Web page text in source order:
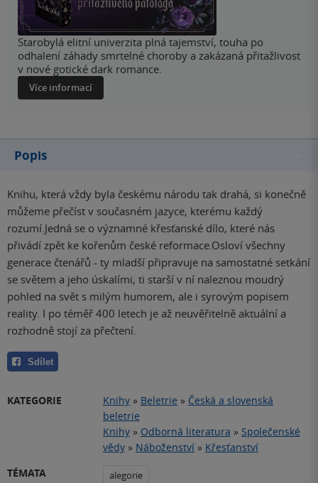
Starobylá elitní univerzita plná tajemství, touha po
odhalení záhady smrtelné choroby a zakázaná přitažlivost
v nové gotické dark romance.
Více informací
Popis
Knihu, která vždy byla českému národu tak drahá, si konečně
můžeme přečíst v současném jazyce, kterému každý
rozumí.Jedná se o významné křesťanské dílo, které nás
přivádí zpět ke kořenům české reformace.Osloví všechny
generace čtenářů - ty mladší připravuje na samostatné setkání
se světem a jeho úskalími, ti starší v ní naleznou moudrý
pohled na svět s milým humorem, ale i syrovým popisem
reality. I po téměř 400 letech je až neuvěřitelně aktuální a
rozhodně stojí za přečtení.
Sdílet
KATEGORIE Knihy » Beletrie » Česká a slovenská
beletrie
Knihy » Odborná literatura » Společenské
vědy » Náboženství » Křesťanství
TÉMATA
alegorie